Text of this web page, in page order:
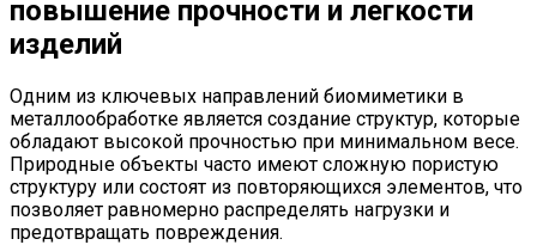
повышение прочности и легкости
изделий
Одним из ключевых направлений биомиметики в
металлообработке является создание структур, которые
обладают высокой прочностью при минимальном весе.
Природные объекты часто имеют сложную пористую
структуру или состоят из повторяющихся элементов, что
позволяет равномерно распределять нагрузки и
предотвращать повреждения.